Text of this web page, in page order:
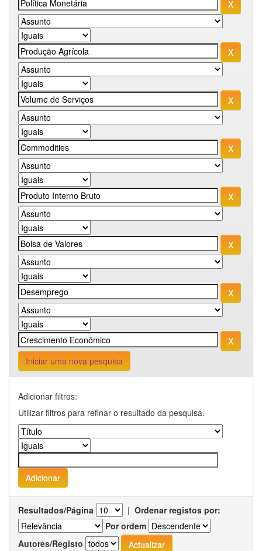
Iniciar uma nova pesquisa
Adicionar filtros:
Utilizar filtros para refinar o resultado da pesquisa.
Resultados/Página | Ordenar registos por:
Por ordem
Autores/Registo